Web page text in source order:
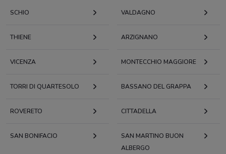
SCHIO VALDAGNO
THIENE ARZIGNANO
VICENZA MONTECCHIO MAGGIORE
TORRI DI QUARTESOLO BASSANO DEL GRAPPA
ROVERETO CITTADELLA
SAN BONIFACIO
SAN MARTINO BUON
ALBERGO